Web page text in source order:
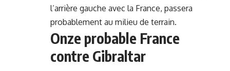
l’arrière gauche avec la France, passera
probablement au milieu de terrain.
Onze probable France
contre Gibraltar